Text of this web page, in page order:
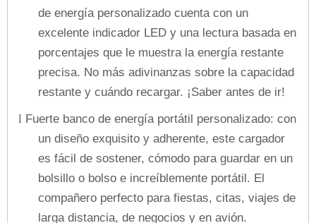
de energía personalizado cuenta con un
excelente indicador LED y una lectura basada en
porcentajes que le muestra la energía restante
precisa. No más adivinanzas sobre la capacidad
restante y cuándo recargar. ¡Saber antes de ir!
l Fuerte banco de energía portátil personalizado: con
un diseño exquisito y adherente, este cargador
es fácil de sostener, cómodo para guardar en un
bolsillo o bolso e increíblemente portátil. El
compañero perfecto para fiestas, citas, viajes de
larga distancia, de negocios y en avión.